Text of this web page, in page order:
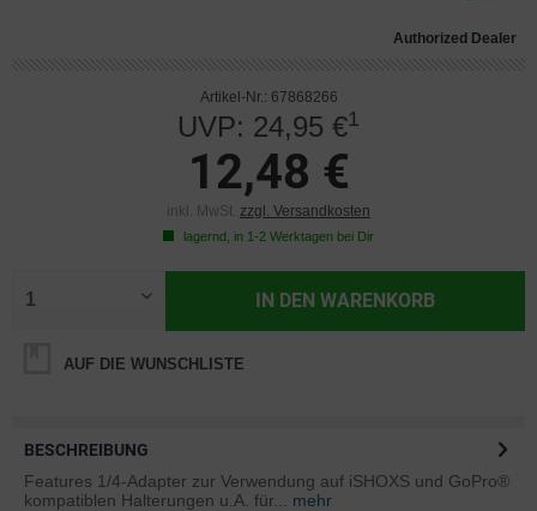
Authorized Dealer
Artikel-Nr.: 67868266
UVP: 24,95 €1
12,48 €
inkl. MwSt. zzgl. Versandkosten
lagernd, in 1-2 Werktagen bei Dir
IN DEN WARENKORB
AUF DIE WUNSCHLISTE
BESCHREIBUNG
Features 1/4-Adapter zur Verwendung auf iSHOXS und GoPro®
kompatiblen Halterungen u.A. für...
mehr